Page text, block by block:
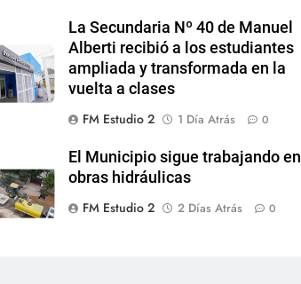
La Secundaria Nº 40 de Manuel
Alberti recibió a los estudiantes
ampliada y transformada en la
vuelta a clases
FM Estudio 2
1 Día Atrás 0
El Municipio sigue trabajando en
obras hidráulicas
FM Estudio 2
2 Días Atrás 0